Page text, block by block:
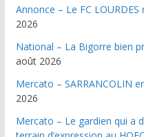
Annonce – Le FC
2026
National – La Bigorre bien
août 2026
Mercato – SARRANCOLIN
2026
Mercato – Le gardien qui a